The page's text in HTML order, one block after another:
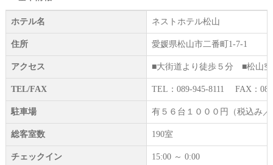
ホテル名 ネストホテル松山
住所 愛媛県松山市二番町1-7-1
アクセス ■大街道より徒歩５分 ■松山
TEL/FAX TEL：089-945-8111 FAX：
駐車場 有５６台１０００円（税込み
総客室数 190室
チェックイン 15:00 ～ 0:00